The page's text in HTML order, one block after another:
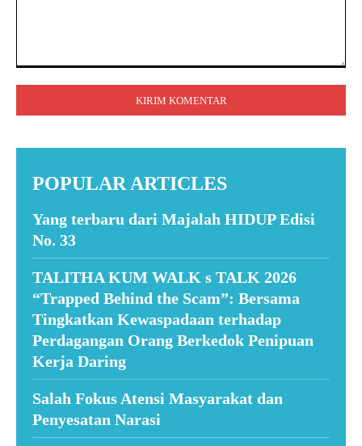
POPULAR ARTICLES
Yang terbaru dari Majalah HIDUP Edisi
No. 33
TALITHA KUM WALK s TALK 2026
“Trapped Behind the Scam”: Bersama
Tingkatkan Kewaspadaan terhadap
Perdagangan Orang Berkedok Penipuan
Kerja Daring
Salah Fokus Atensi Masyarakat dan
Penyesatan Narasi